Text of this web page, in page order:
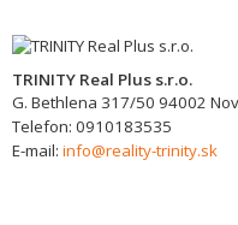
TRINITY Real Plus s.r.o.
G. Bethlena 317/50 94002
Telefon: 0910183535
E-mail: info@reality-trinity.sk